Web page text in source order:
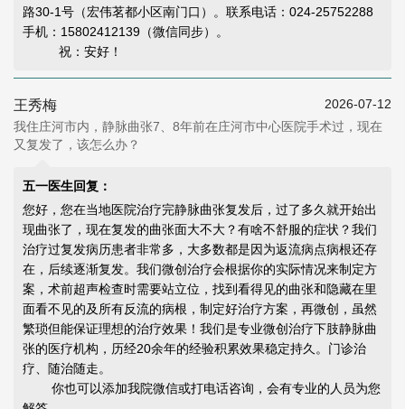
路30-1号（宏伟茗都小区南门口）。联系电话：024-25752288
手机：15802412139（微信同步）。
祝：安好！
王秀梅
2026-07-12
我住庄河市内，静脉曲张7、8年前在庄河市中心医院手术过，现在
又复发了，该怎么办？
五一医生回复：
您好，您在当地医院治疗完静脉曲张复发后，过了多久就开始出
现曲张了，现在复发的曲张面大不大？有啥不舒服的症状？我们
治疗过复发病历患者非常多，大多数都是因为返流病点病根还存
在，后续逐渐复发。我们微创治疗会根据你的实际情况来制定方
案，术前超声检查时需要站立位，找到看得见的曲张和隐藏在里
面看不见的及所有反流的病根，制定好治疗方案，再微创，虽然
繁琐但能保证理想的治疗效果 ！我们是专业微创治疗下肢静脉曲
张的医疗机构，历经20余年的经验积累效果稳定持久。门诊治
疗、随治随走。
你也可以添加我院微信或打电话咨询，会有专业的人员为您